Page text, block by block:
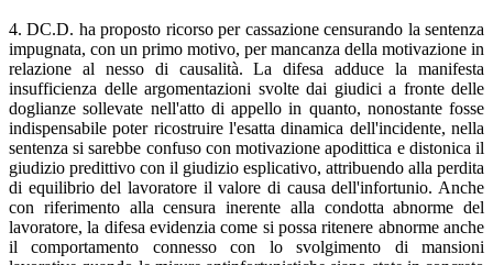
4. DC.D. ha proposto ricorso per cassazione censurando la sentenza
impugnata, con un primo motivo, per mancanza della motivazione in
relazione al nesso di causalità. La difesa adduce la manifesta
insufficienza delle argomentazioni svolte dai giudici a fronte delle
doglianze sollevate nell'atto di appello in quanto, nonostante fosse
indispensabile poter ricostruire l'esatta dinamica dell'incidente, nella
sentenza si sarebbe confuso con motivazione apodittica e distonica il
giudizio predittivo con il giudizio esplicativo, attribuendo alla perdita
di equilibrio del lavoratore il valore di causa dell'infortunio. Anche
con riferimento alla censura inerente alla condotta abnorme del
lavoratore, la difesa evidenzia come si possa ritenere abnorme anche
il comportamento connesso con lo svolgimento di mansioni